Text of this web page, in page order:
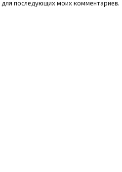
последующих моих комментариев.